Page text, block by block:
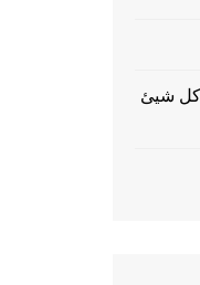
كل شيئ